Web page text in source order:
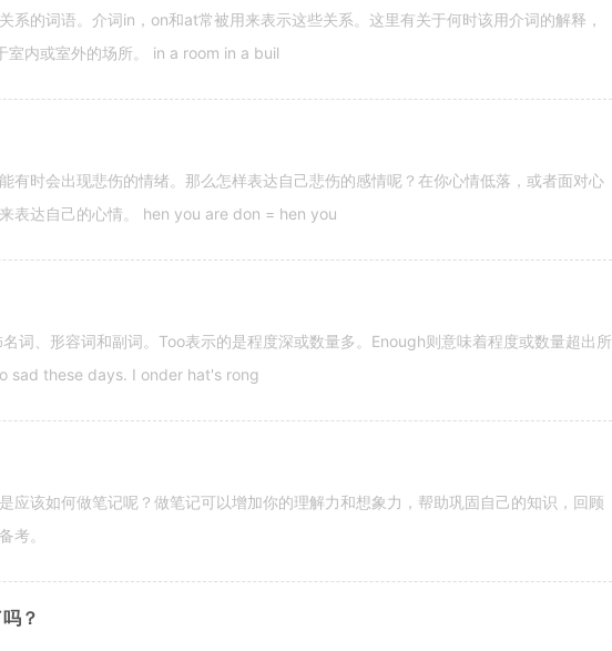
系的词语。介词in，on和at常被用来表示这些关系。这里有关于何时该用介词的解释，
室内或室外的场所。 in a room in a buil
有时会出现悲伤的情绪。那么怎样表达自己悲伤的感情呢？在你心情低落，或者面对心
表达自己的心情。 hen you are don = hen you
词、形容词和副词。Too表示的是程度深或数量多。Enough则意味着程度或数量超出所
sad these days. I onder hat's rong
应该如何做笔记呢？做笔记可以增加你的理解力和想象力，帮助巩固自己的知识，回顾
考。
？